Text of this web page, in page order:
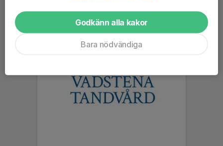
Godkänn alla kakor
Bara nödvändiga